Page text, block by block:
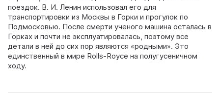
поездок. В. И. Ленин использовал его для
транспортировки из Москвы в Горки и прогулок по
Подмосковью. После смерти ученого машина осталась в
Горках и почти не эксплуатировалась, поэтому все
детали в ней до сих пор являются «родными». Это
единственный в мире Rolls-Royce на полугусеничном
ходу.